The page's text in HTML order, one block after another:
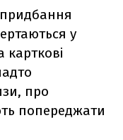
у
карткові
про
попереджати